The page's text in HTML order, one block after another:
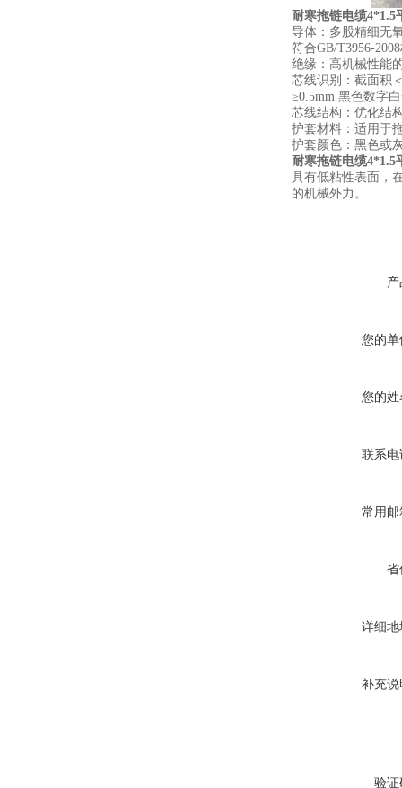
耐寒拖链电缆4*1.5
导体： 多股精细无
符合GB/T3956-
绝缘： 高机械性能
芯线识别： 截面积
≥0.5mm 黑色数字
芯线结构： 优化结
护套材料： 适用于
护套颜色： 黑色或
耐寒拖链电缆4*1.5
具有低粘性表面，
的机械外力。
您的单
您的姓
联系电
常用邮
省
详细地
补充说
验证